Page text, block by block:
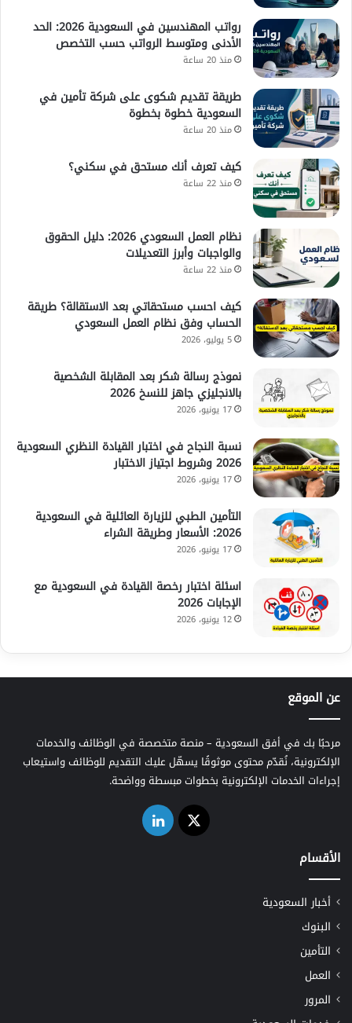
رواتب المهندسين في السعودية 2026: الحد
الأدنى ومتوسط الرواتب حسب التخصص
منذ 20 ساعة
طريقة تقديم شكوى على شركة تأمين في
السعودية خطوة بخطوة
منذ 20 ساعة
كيف تعرف أنك مستحق في سكني؟
منذ 22 ساعة
نظام العمل السعودي 2026: دليل الحقوق
والواجبات وأبرز التعديلات
منذ 22 ساعة
كيف احسب مستحقاتي بعد الاستقالة؟ طريقة
الحساب وفق نظام العمل السعودي
5 يوليو، 2026
نموذج رسالة شكر بعد المقابلة الشخصية
بالانجليزي جاهز للنسخ 2026
17 يونيو، 2026
نسبة النجاح في اختبار القيادة النظري السعودية
2026 وشروط اجتياز الاختبار
17 يونيو، 2026
التأمين الطبي للزيارة العائلية في السعودية
2026: الأسعار وطريقة الشراء
17 يونيو، 2026
اسئلة اختبار رخصة القيادة في السعودية مع
الإجابات 2026
12 يونيو، 2026
عن الموقع
مرحبًا بك في أفق السعودية – منصة متخصصة في الوظائف والخدمات
الإلكترونية، نُقدّم محتوى موثوقًا يسهّل عليك التقديم للوظائف واستيعاب
إجراءات الخدمات الإلكترونية بخطوات مبسطة وواضحة.
‫X لينكدإن
الأقسام
أخبار السعودية
البنوك
التأمين
العمل
المرور